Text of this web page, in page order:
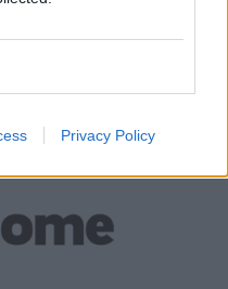
Privacy Policy